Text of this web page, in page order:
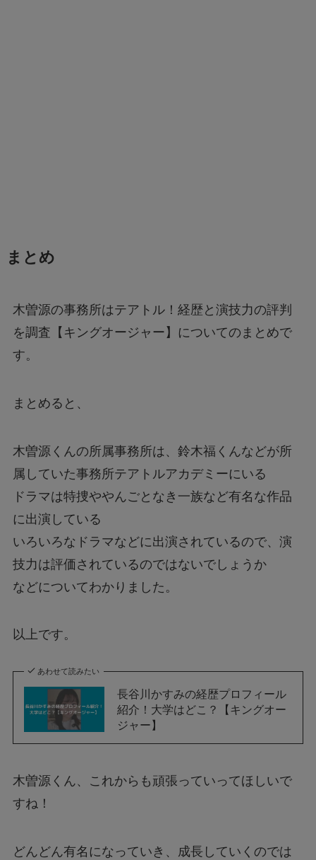
まとめ
木曽源の事務所はテアトル！経歴と演技力の評判
を調査【キングオージャー】についてのまとめで
す。
まとめると、
木曽源くんの所属事務所は、鈴木福くんなどが所
属していた事務所テアトルアカデミーにいる
ドラマは特捜ややんごとなき一族など有名な作品
に出演している
いろいろなドラマなどに出演されているので、演
技力は評価されているのではないでしょうか
などについてわかりました。
以上です。
あわせて読みたい
長谷川かすみの経歴プロフィール
紹介！大学はどこ？【キングオー
ジャー】
木曽源くん、これからも頑張っていってほしいで
すね！
どんどん有名になっていき、成長していくのでは